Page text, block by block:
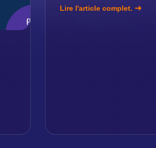
Lire l'article complet.